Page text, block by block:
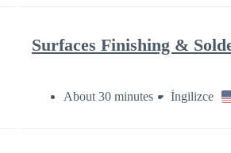
Surfaces Finishing &
About 30 minutes İngilizce